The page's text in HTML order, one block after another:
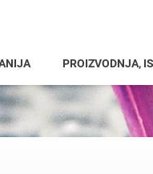
PROIZVODNJA,